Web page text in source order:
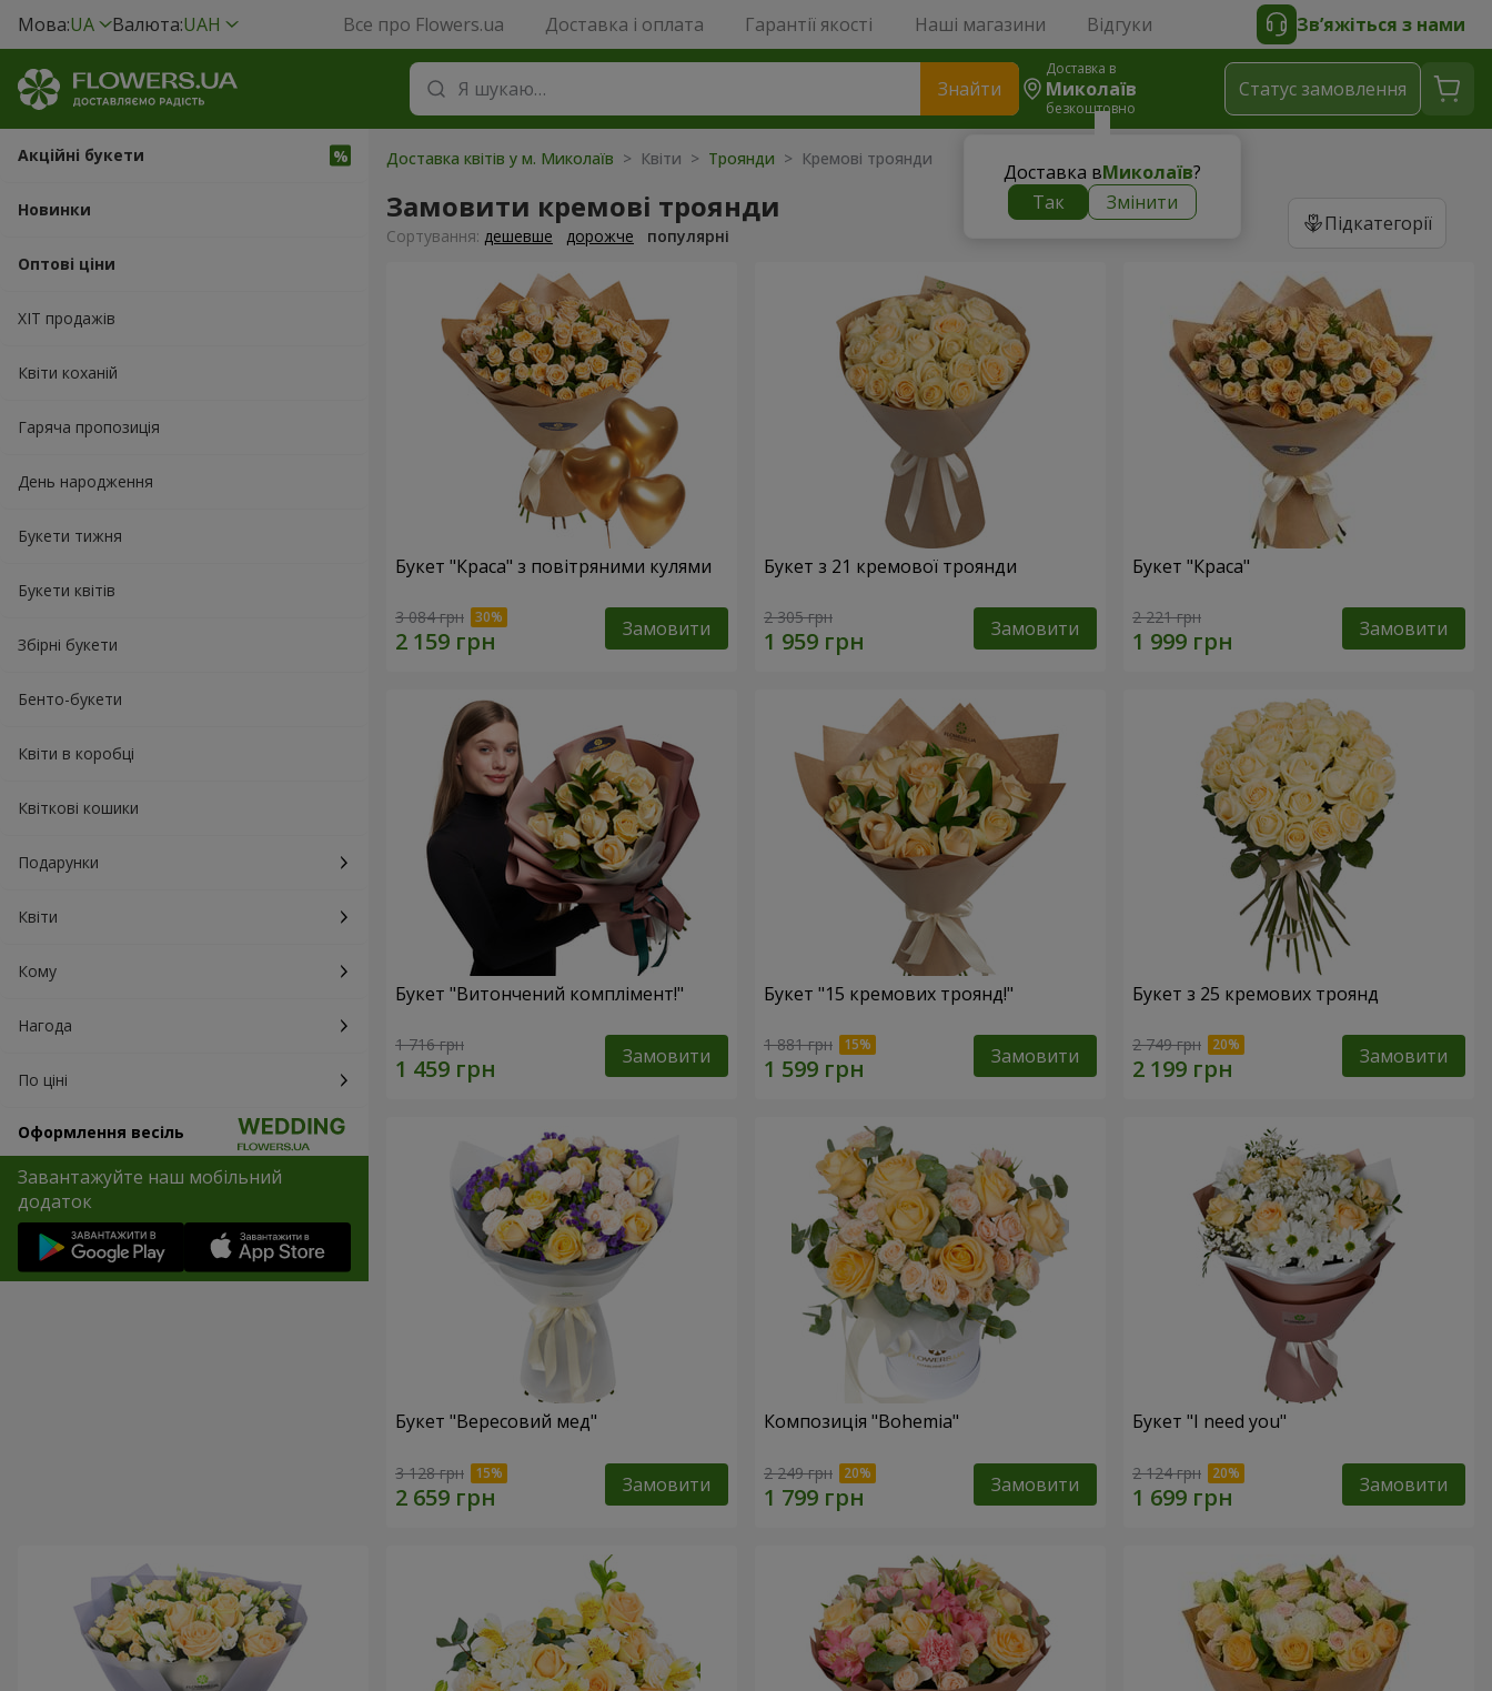
Мова:UA Валюта:UAH Все про Flowers.ua Доставка і оплата Гарантії якості Наші магазини Відгуки Зв’яжіться з нами
Знайти
Доставка в
Миколаїв
безкоштовно
Доставка вМиколаїв?
Так
Змінити
Статус замовлення
Акційні букети
Новинки
Оптові ціни
ХІТ продажів
Квіти коханій
Гаряча пропозиція
День народження
Букети тижня
Букети квітів
Збірні букети
Бенто-букети
Квіти в коробці
Квіткові кошики
Подарунки
Квіти
Кому
Нагода
По ціні
Оформлення весіль
Завантажуйте наш мобільний
додаток
Доставка квітів у м. Миколаїв > Квіти > Троянди > Кремові троянди
Замовити кремові троянди Підкатегорії
Сортування: дешевше дорожче популярні
Букет "Краса" з повітряними кулями
3 084 грн Замовити
Букет з 21 кремової троянди
2 305 грн Замовити
Букет "Краса"
2 221 грн Замовити
Букет "Витончений комплімент!"
1 716 грн Замовити
Букет "15 кремових троянд!"
1 881 грн Замовити
Букет з 25 кремових троянд
2 749 грн Замовити
Букет "Вересовий мед"
3 128 грн Замовити
Композиція "Bohemia"
2 249 грн Замовити
Букет "I need you"
2 124 грн Замовити